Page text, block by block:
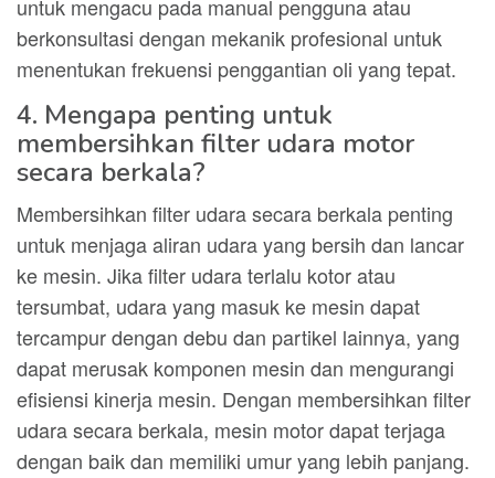
untuk mengacu pada manual pengguna atau
berkonsultasi dengan mekanik profesional untuk
menentukan frekuensi penggantian oli yang tepat.
4. Mengapa penting untuk
membersihkan filter udara motor
secara berkala?
Membersihkan filter udara secara berkala penting
untuk menjaga aliran udara yang bersih dan lancar
ke mesin. Jika filter udara terlalu kotor atau
tersumbat, udara yang masuk ke mesin dapat
tercampur dengan debu dan partikel lainnya, yang
dapat merusak komponen mesin dan mengurangi
efisiensi kinerja mesin. Dengan membersihkan filter
udara secara berkala, mesin motor dapat terjaga
dengan baik dan memiliki umur yang lebih panjang.